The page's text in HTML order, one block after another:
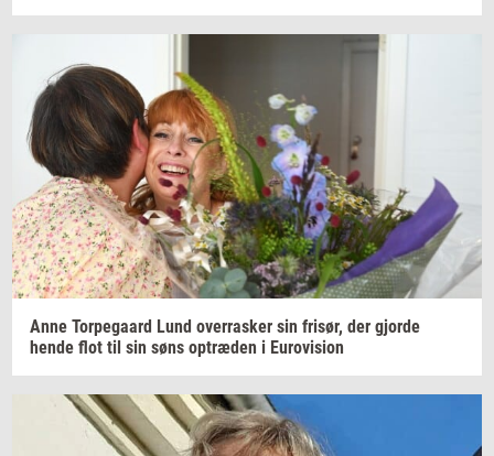
Anne Tor­pe­gaard Lund over­ra­sker sin fri­sør, der gjor­de
hende flot til sin søns op­træ­den i Eu­ro­vi­sion